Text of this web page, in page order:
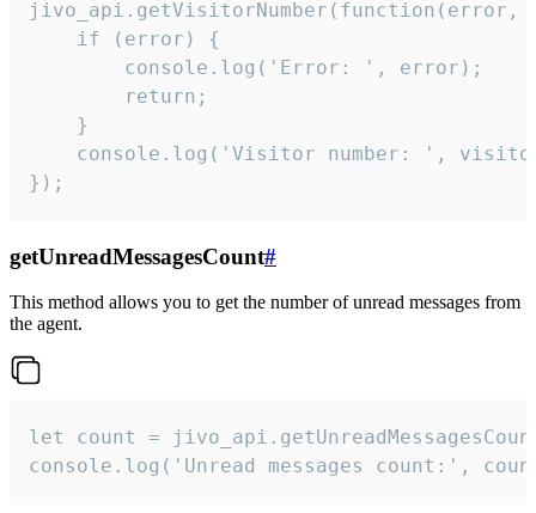
jivo_api.getVisitorNumber(function(error,
    if (error) {
        console.log('Error: ', error);
        return;
    }
console.log('Visitor number: ',
});
getUnreadMessagesCount#
This method allows you to get the number of unread messages from
the agent.
let count =
console.log('Unread messages count:',